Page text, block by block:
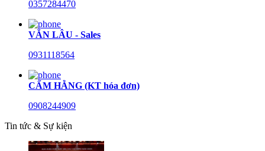
0357284470
VĂN LÂU - Sales
0931118564
CẨM HẰNG (KT hóa đơn)
0908244909
Tin tức & Sự kiện